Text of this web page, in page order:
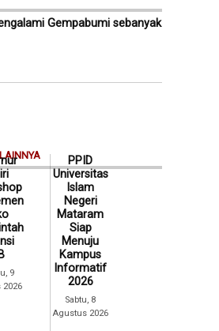
Gempabumi sebanyak
LAINNYA
9
2026
PPID
Universitas
Islam
Negeri
Mataram
Siap
Menuju
Kampus
Informatif
2026
Sabtu, 8
Agustus 2026